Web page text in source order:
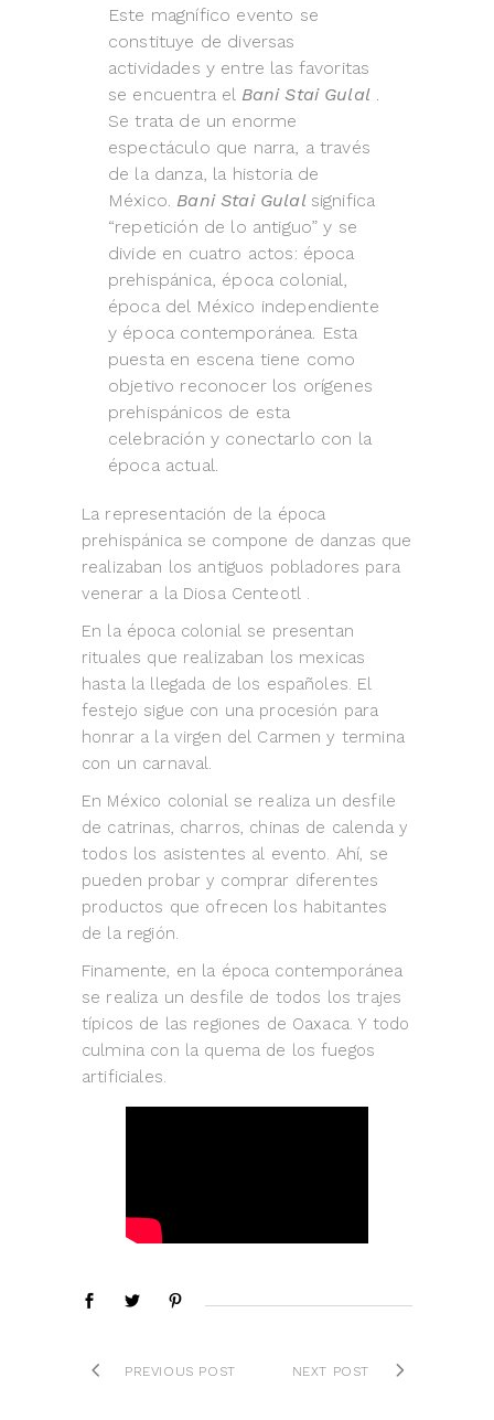
Este magnífico evento se
constituye de diversas
actividades y entre las favoritas
se encuentra el Bani Stai Gulal.
Se trata de un enorme
espectáculo que narra, a través
de la danza, la historia de
México. Bani Stai Gulal significa
“repetición de lo antiguo” y se
divide en cuatro actos: época
prehispánica, época colonial,
época del México independiente
y época contemporánea. Esta
puesta en escena tiene como
objetivo reconocer los orígenes
prehispánicos de esta
celebración y conectarlo con la
época actual.
La representación de la época
prehispánica se compone de danzas que
realizaban los antiguos pobladores para
venerar a la Diosa Centeotl .
En la época colonial se presentan
rituales que realizaban los mexicas
hasta la llegada de los españoles. El
festejo sigue con una procesión para
honrar a la virgen del Carmen y termina
con un carnaval.
En México colonial se realiza un desfile
de catrinas, charros, chinas de calenda y
todos los asistentes al evento. Ahí, se
pueden probar y comprar diferentes
productos que ofrecen los habitantes
de la región.
Finamente, en la época contemporánea
se realiza un desfile de todos los trajes
típicos de las regiones de Oaxaca. Y todo
culmina con la quema de los fuegos
artificiales.
PREVIOUS POST NEXT POST